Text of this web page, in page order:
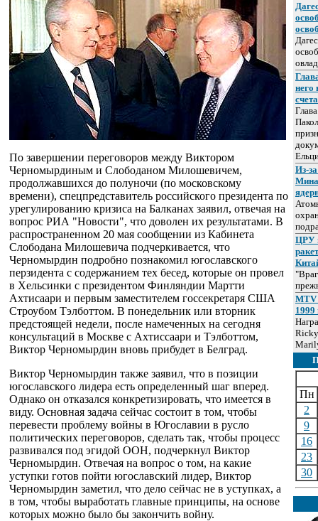
По завершении переговоров между Виктором
Черномырдиным и Слободаном Милошевичем,
продолжавшихся до полуночи (по московскому
времени), спецпредставитель российского президента по
урегулированию кризиса на Балканах заявил, отвечая на
вопрос РИА "Новости", что доволен их результатами. В
распространенном 20 мая сообщении из Кабинета
Слободана Милошевича подчеркивается, что
Черномырдин подробно познакомил югославского
перзидента с содержанием тех бесед, которые он провел
в Хельсинки с президентом Финляндии Мартти
Ахтисаари и первым заместителем госсекретаря США
Строубом Тэлботтом. В понедельник или вторник
предстоящей недели, после намеченных на сегодня
консультаций в Москве с Ахтиссаари и Тэлботтом,
Виктор Черномырдин вновь прибудет в Белград.
Виктор Черномырдин также заявил, что в позиции
югославского лидера есть определенный шаг вперед.
Однако он отказался конкретизировать, что имеется в
виду. Основная задача сейчас состоит в том, чтобы
перевести проблему войны в Югославии в русло
политических переговоров, сделать так, чтобы процесс
развивался под эгидой ООН, подчеркнул Виктор
Черномырдин. Отвечая на вопрос о том, на какие
уступки готов пойти югославский лидер, Виктор
Черномырдин заметил, что дело сейчас не в уступках, а
в том, чтобы выработать главные принципы, на основе
которых можно было бы закончить войну.
него
Из-
ЦРУ
MTV
1999
Пн
2
9
16
23
30